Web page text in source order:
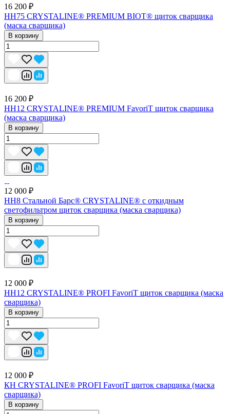
16 200 ₽
НН75 CRYSTALINE® PREMIUM BIOT® щиток сварщика
(маска сварщика)
В корзину
16 200 ₽
НН12 CRYSTALINE® PREMIUM FavoriT щиток сварщика
(маска сварщика)
В корзину
12 000 ₽
НН8 Стальной Барс® CRYSTALINE® с откидным
светофильтром щиток сварщика (маска сварщика)
В корзину
12 000 ₽
НН12 CRYSTALINE® PROFI FavoriT щиток сварщика (маска
сварщика)
В корзину
12 000 ₽
КН CRYSTALINE® PROFI FavoriT щиток сварщика (маска
сварщика)
В корзину